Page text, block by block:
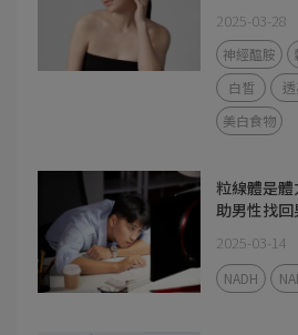
2025-03-28
神經醯胺
白皙
美白食物
粒線體是體
助男性找回
2025-03-14
NADH